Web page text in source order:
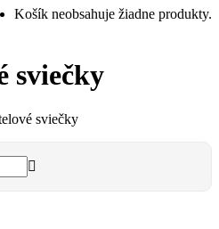
Košík neobsahuje žiadne produkty.
sviečky
sviečky